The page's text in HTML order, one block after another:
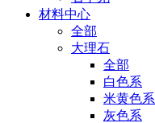
材料中心
全部
大理石
全部
白色系
米黄色系
灰色系